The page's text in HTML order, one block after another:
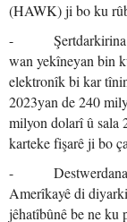
(HAWK) ji bo ku
- Şertdarkirina
wan yekîneyan bin
elektronîk bi kar
2023yan de 240
milyon dolarî û sala
karteke fişarê ji bo
- Destwerdana di
Amerîkayê di
jêhatîbûnê be ne ku